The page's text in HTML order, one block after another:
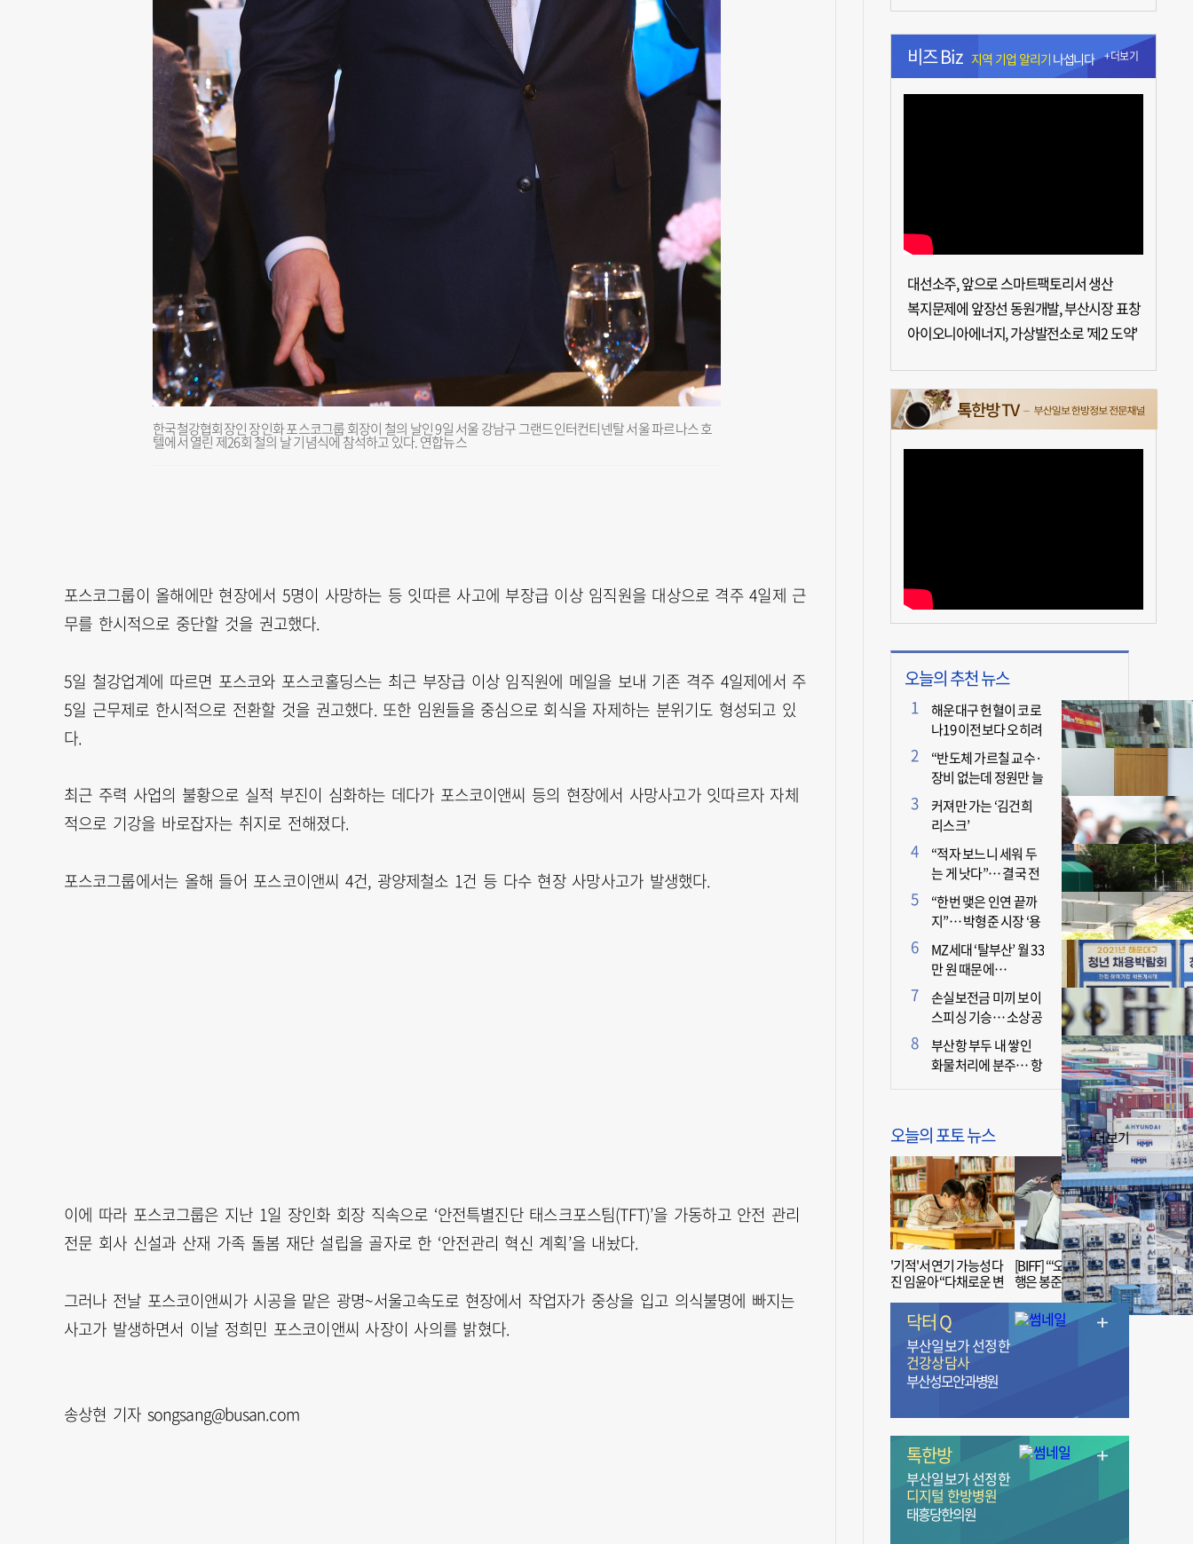
한국철강협회장인 장인화 포스코그룹 회장이 철의 날인 9일 서울 강남구 그랜드인터컨티넨탈 서울 파르나스 호
텔에서 열린 제26회 철의 날 기념식에 참석하고 있다. 연합뉴스
포스코그룹이 올해에만 현장에서 5명이 사망하는 등 잇따른 사고에 부장급 이상 임직원을 대상으로 격주 4일제 근
무를 한시적으로 중단할 것을 권고했다.
5일 철강업계에 따르면 포스코와 포스코홀딩스는 최근 부장급 이상 임직원에 메일을 보내 기존 격주 4일제에서 주
5일 근무제로 한시적으로 전환할 것을 권고했다. 또한 임원들을 중심으로 회식을 자제하는 분위기도 형성되고 있
다.
최근 주력 사업의 불황으로 실적 부진이 심화하는 데다가 포스코이앤씨 등의 현장에서 사망사고가 잇따르자 자체
적으로 기강을 바로잡자는 취지로 전해졌다.
포스코그룹에서는 올해 들어 포스코이앤씨 4건, 광양제철소 1건 등 다수 현장 사망사고가 발생했다.
이에 따라 포스코그룹은 지난 1일 장인화 회장 직속으로 ‘안전특별진단 태스크포스팀(TFT)’을 가동하고 안전 관리
전문 회사 신설과 산재 가족 돌봄 재단 설립을 골자로 한 ‘안전관리 혁신 계획’을 내놨다.
그러나 전날 포스코이앤씨가 시공을 맡은 광명~서울고속도로 현장에서 작업자가 중상을 입고 의식불명에 빠지는
사고가 발생하면서 이날 정희민 포스코이앤씨 사장이 사의를 밝혔다.
송상현 기자 songsang@busan.com
비즈 Biz 지역 기업 알리기 나섭니다 +더보기
대선소주, 앞으로 스마트팩토리서 생산
복지문제에 앞장선 동원개발, 부산시장 표창
아이오니아에너지, 가상발전소로 '제2 도약'
오늘의 추천 뉴스
해운대구 헌혈이 코로
나19 이전보다 오히려
더 늘어난 이유는?
“반도체 가르칠 교수·
장비 없는데 정원만 늘
리면 뭐 하나”
커져만 가는 ‘김건희
리스크’
“적자 보느니 세워 두
는 게 낫다”… 결국 전
면 휴업 선언한 택시회
사
“한번 맺은 인연 끝까
지”… 박형준 시장 ‘용
인술’ 주목
MZ세대 ‘탈부산’ 월 33
만 원 때문에…
손실보전금 미끼 보이
스피싱 기승… 소상공
인 두 번 운다
부산항 부두 내 쌓인
화물처리에 분주… 항
오늘의 포토 뉴스 +더보기
'기적'서 연기 가능성 다
진 임윤아 “다채로운 변
[BIFF] “‘오징어 게임’ 흥
행은 봉준호 감독 ‘1인
치 장벽’ 무너진 순간”
닥터 Q
부산일보가 선정한
건강상담사
부산성모안과병원
톡한방
부산일보가 선정한
디지털 한방병원
태흥당한의원